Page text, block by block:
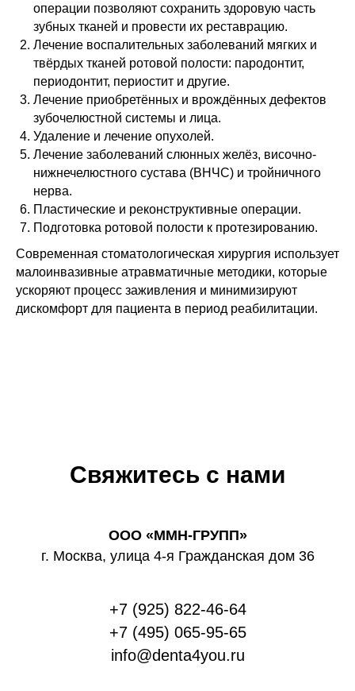
операции позволяют сохранить здоровую часть
зубных тканей и провести их реставрацию.
Лечение воспалительных заболеваний мягких и
твёрдых тканей ротовой полости: пародонтит,
периодонтит, периостит и другие.
Лечение приобретённых и врождённых дефектов
зубочелюстной системы и лица.
Удаление и лечение опухолей.
Лечение заболеваний слюнных желёз, височно-
нижнечелюстного сустава (ВНЧС) и тройничного
нерва.
Пластические и реконструктивные операции.
Подготовка ротовой полости к протезированию.
Современная стоматологическая хирургия использует
малоинвазивные атравматичные методики, которые
ускоряют процесс заживления и минимизируют
дискомфорт для пациента в период реабилитации.
Свяжитесь с нами
ООО «ММН-ГРУПП»
г. Москва, улица 4-я Гражданская дом 36
+7 (925) 822-46-64
+7 (495) 065-95-65
info@denta4you.ru